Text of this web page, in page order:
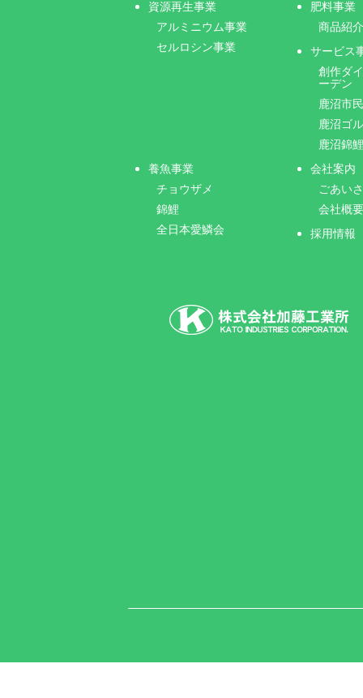
資源再生事業
アルミニウム事業
セルロシン事業
肥料事業
商品紹介
サービス
創作ダ
ーデン
鹿沼市
鹿沼ゴ
鹿沼錦
養魚事業
チョウザメ
錦鯉
全日本愛鱗会
会社案内
ごあい
会社概要
採用情報